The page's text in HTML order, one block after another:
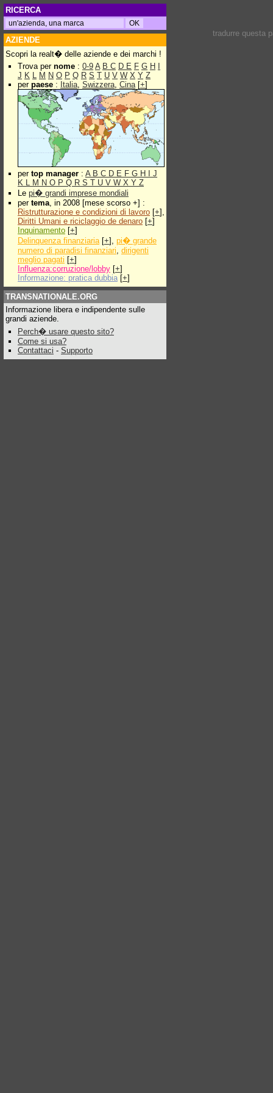
RICERCA
AZIENDE
Scopri la realt� delle aziende e dei marchi !
Trova per nome : 0-9 A B C D E F G H
J K L M N O P Q R S T U V W X Y Z
per paese : Italia, Swizzera, Cina[+]
per top manager : A B C D E F G H
J
K L M N O P Q R S T U V W X Y Z
Le pi� grandi imprese mondiali
per tema, in 2008 [mese scorso +] :
Ristrutturazione e condizioni di lavoro [+],
Diritti Umani e riciclaggio de denaro [+]
Inquinamento [+]
Delinquenza finanziaria[+], pi� grande
numero di paradisi finanziari, dirigenti
meglio pagati [+]
Influenza:corruzione/lobby [+]
Informazione: pratica dubbia [+]
TRANSNATIONALE.ORG
Informazione libera e indipendente sulle
grandi aziende.
Perch� usare questo sito?
Come si usa?
Contattaci - Supporto
tradurre questa